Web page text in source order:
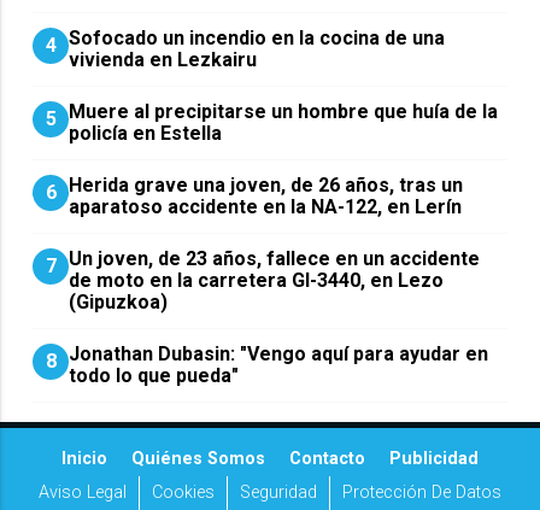
4 Sofocado un incendio en la cocina de una
vivienda en Lezkairu
5
Muere al precipitarse un hombre que huía de la
policía en Estella
6
Herida grave una joven, de 26 años, tras un
aparatoso accidente en la NA-122, en Lerín
7 Un joven, de 23 años, fallece en un accidente
de moto en la carretera GI-3440, en Lezo
(Gipuzkoa)
8 Jonathan Dubasin: "Vengo aquí para ayudar en
todo lo que pueda"
Inicio Quiénes Somos Contacto
Publicidad
Aviso Legal
Cookies Seguridad Protección De Datos